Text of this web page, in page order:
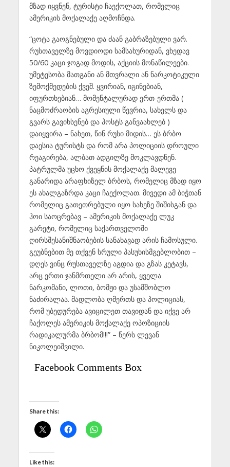
მზად იყვნენ, ტურისტი ჩაექოლათ, რომელიც
ამერიკის მოქალაქე აღმოჩნდა.
“ცოტა გაოგნებული და ძაან გაბრაზებული ვარ.
რუსთაველზე მოვდიოდი სამსახურიდან, ვხედავ
50/60 კაცი ჯოგად მოდის, აქციის მონაწილეები.
უმეტესობა მათგანი ან მთვრალი ან ნარკოტიკული
ზემოქმედების ქვეშ. ყვირიან, იგინებიან,
იფურთხებიან… მომენტალურად ერთ-ერთმა (
ნაცმოძრაობის აგრესიული წევრია, სახელს და
გვარს გავიხსენებ და პოსტს განვაახლებ )
დაიყვირა – ნახეთ, წინ რუსი მიდის… ეს ბრბო
დაესია ტურისტს და რომ არა პოლიციის დროული
რეაგირება, ალბათ ადგილზე მოკლავდნენ.
პატრულმა უცხო ქვეყნის მოქალაქე მალევე
განარიდა არაფხიზელ ბრბოს, რომელიც მზად იყო
ეს ახალგაზრდა კაცი ჩაექოლათ. მივედი ამ ბიჭთან
რომელიც გათეთრებული იყო სახეზე შიშისგან და
ჰოი საოცრებავ – ამერიკის მოქალაქე ლუკ
გარეტი, რომელიც საქართველოში
ღირსშესანიშნაობების სანახავად არის ჩამოსული.
გეუბნებით მე თქვენ სრული პასუხისმგებლობით –
დღეს ვინც რუსთაველზე აგდია და გზას კეტავს,
არც ერთი ჯანმრთელი არ არის, ყველა
ნარკომანი, ლოთი, ბომჟი და უსამშობლო
ნაძირალაა. მადლობა ღმერთს და პოლიციას,
რომ უბედურება ავიცილეთ თავიდან და იქვე არ
ჩაქოლეს ამერიკის მოქალაქე ოპოზიციის
რადიკალურმა ბრბომ!!!” – წერს ლევან
ნიკოლეიშვილი.
Facebook Comments Box
Share this:
Like this: